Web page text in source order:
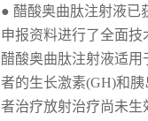
● 醋酸奥曲肽注射液已
申报资料进行了全面技
醋酸奥曲肽注射液适
者的生长激素(GH)和
者治疗放射治疗尚未生